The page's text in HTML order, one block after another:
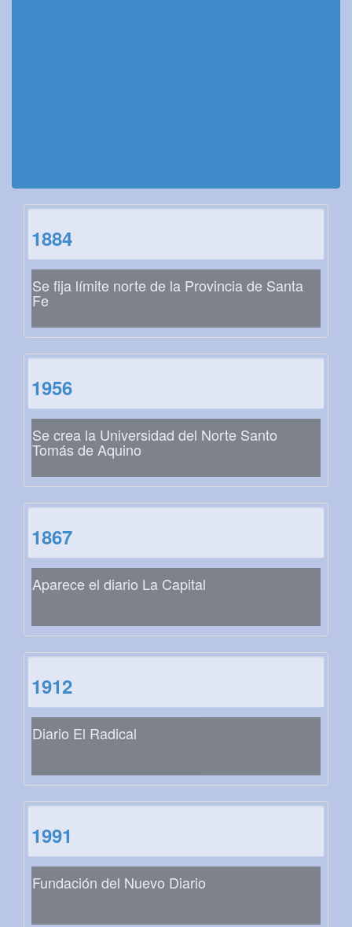
1884
Se fija límite norte de la Provincia de Santa
Fe
1956
Se crea la Universidad del Norte Santo
Tomás de Aquino
1867
Aparece el diario La Capital
1912
Diario El Radical
1991
Fundación del Nuevo Diario